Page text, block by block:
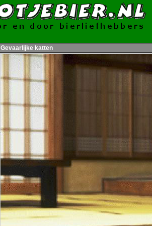
Gevaarlijke katten